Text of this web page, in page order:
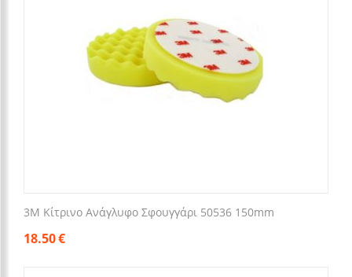
3M Κίτρινο Ανάγλυφο Σφουγγάρι 50536 150mm
18.50€